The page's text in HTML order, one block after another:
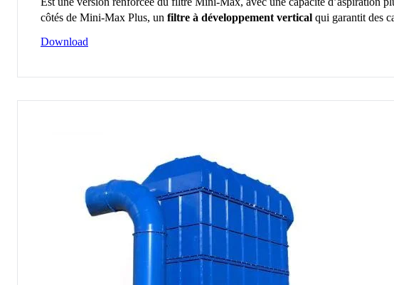
côtés de Mini-Max Plus, un filtre à développement vertical qui garantit des
Download